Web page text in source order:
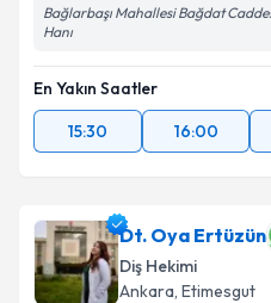
Bağlarbaşı Mahallesi Bağdat
Hanı
En Yakın Saatler
15:30
16:00
Dt. Oya Ertüzün
Diş Hekimi
Ankara, Etimesgut